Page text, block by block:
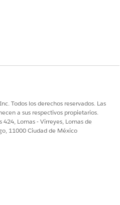
SU PROBLEMA?
No
Todos los derechos reservados. Las
a sus respectivos propietarios.
Lomas - Virreyes, Lomas de
11000 Ciudad de México